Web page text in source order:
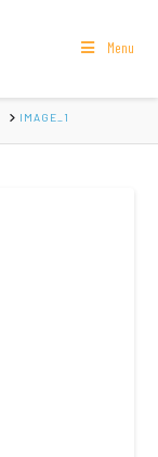
Menu
IMAGE_1